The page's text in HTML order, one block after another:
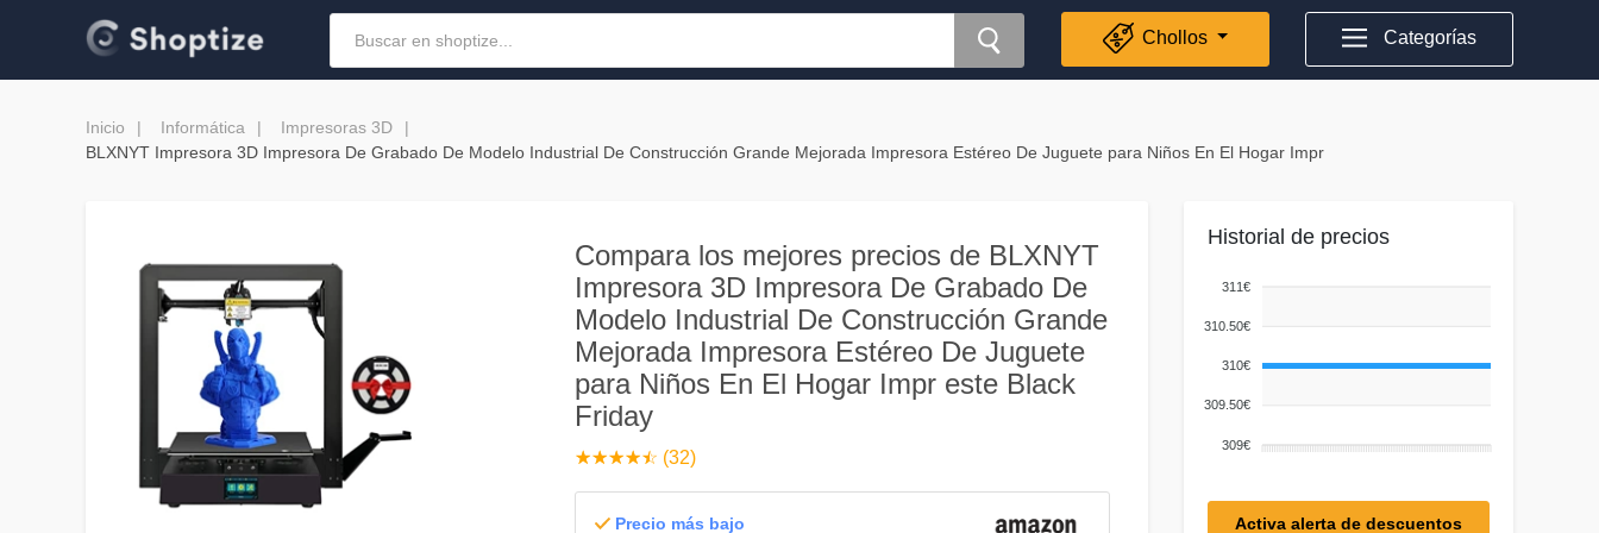
Chollos Categorías
Inicio Informática
Impresoras 3D
BLXNYT Impresora 3D Impresora De Grabado De Modelo Industrial De Construcción Grande Mejorada Impresora Estéreo De Juguete para Niños En El Hogar Impr
Compara los mejores precios de BLXNYT
Impresora 3D Impresora De Grabado De
Modelo Industrial De Construcción Grande
Mejorada Impresora Estéreo De Juguete
para Niños En El Hogar Impr este Black
Friday
☆☆☆☆☆
★★★★★ (32)
Precio más bajo
Historial de precios
311€
310.50€
310€
309.50€
309€
Activa alerta de descuentos